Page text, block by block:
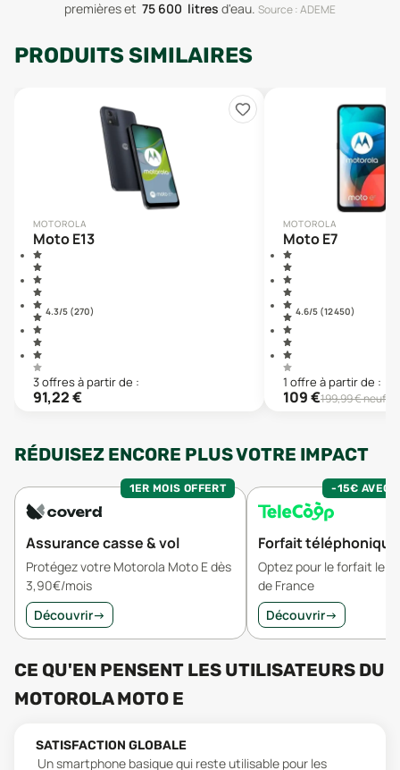
premièreset 75 600 litres d'eau. Source : ADEME
PRODUITS SIMILAIRES
MOTOROLA
Moto E13
4.3/5 (270)
3offresà partir de :
91,22€
MOTOROLA
Moto E7
4.6/5 (12 450)
1 offre à partir de :
109€199,99€ neuf
RÉDUISEZ ENCORE PLUS VOTRE IMPACT
1ER MOIS OFFERT
Assurance casse & vol
Protégez votre Motorola Moto E dès
3,90€/mois
Découvrir→
-15€ AVEC
Forfait téléphonique
Optez pour le forfait le
de France
Découvrir→
CE QU'EN PENSENT LES UTILISATEURS DU
MOTOROLA MOTO E
SATISFACTION GLOBALE
Un smartphone basique qui reste utilisable pour les